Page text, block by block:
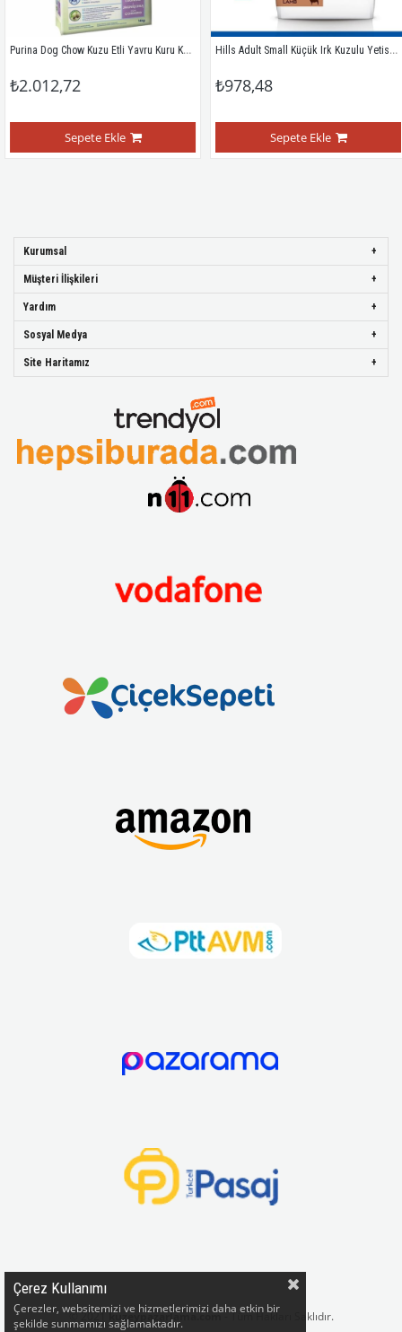
Purina Dog Chow Kuzu Etli Yavru Kuru Köpek Maması 14 Kg
Sepete Ekle
Hills Adult Small Küçük Irk Kuzulu Yetiskin Köpek Mamasi 1,5 Kg
₺978,48
Sepete Ekle
Kurumsal
Müşteri İlişkileri
Yardım
Sosyal Medya
Site Haritamız
© 2021kuzeypazarlama.com- Tüm Hakları Saklıdır.
Çerez Kullanımı
Çerezler, websitemizi ve hizmetlerimizi daha etkin bir
şekilde sunmamızı sağlamaktadır.